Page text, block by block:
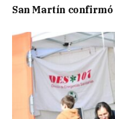
San Martín confirmó